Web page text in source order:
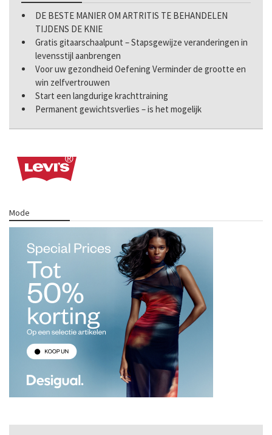
DE BESTE MANIER OM ARTRITIS TE BEHANDELEN
TIJDENS DE KNIE
Gratis gitaarschaalpunt – Stapsgewijze veranderingen in
levensstijl aanbrengen
Voor uw gezondheid Oefening Verminder de grootte en
win zelfvertrouwen
Start een langdurige krachttraining
Permanent gewichtsverlies – is het mogelijk
Mode